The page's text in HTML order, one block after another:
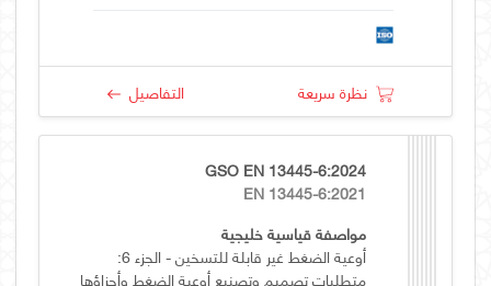
نظرة سريعة التفاصيل
GSO EN 13445-6:2024
EN 13445-6:2021
مواصفة قياسية خليجية
أوعية الضغط غير قابلة للتسخين - الجزء 6:
متطلبات تصميم وتصنيع أوعية الضغط وأجزاؤها